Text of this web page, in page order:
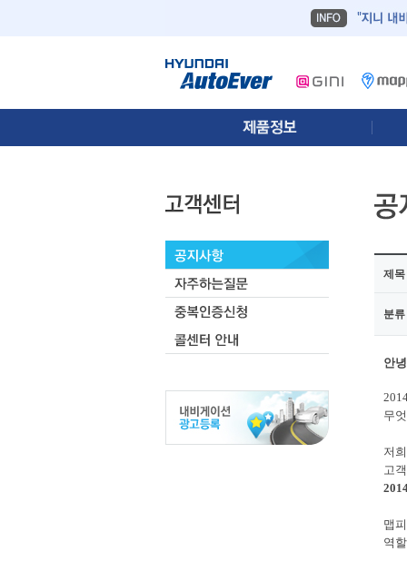
제목
분류
안
무
저
고
맵
역